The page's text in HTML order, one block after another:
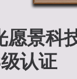
愿景科
认证